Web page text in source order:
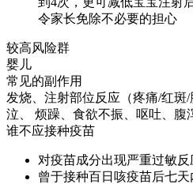
令家长免除不必要的担心
较高风险群
婴儿
常见的副作用
发烧、注射部位反应（疼痛/红斑
泣、 烦躁、食欲不振、呕吐、腹
谁不应接种疫苗
对疫苗成分出现严重过敏反
曾于接种百日咳疫苗后七